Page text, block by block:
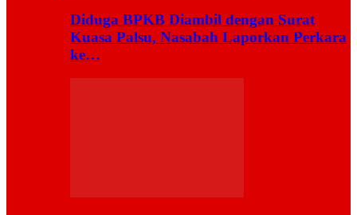
Diduga BPKB Diambil dengan Surat
Kuasa Palsu, Nasabah Laporkan Perkara
ke…